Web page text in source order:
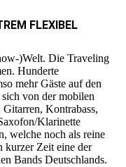
FLEXIBEL
)Welt. Die Traveling
Hunderte
mehr Gäste auf den
sich von der mobilen
Kontrabass,
Klarinette
welche noch als reine
kurzer Zeit eine der
Bands Deutschlands.